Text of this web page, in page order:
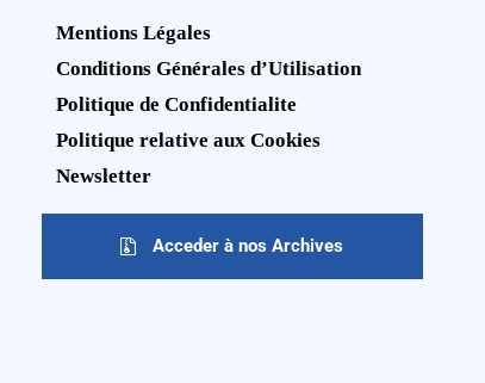
Mentions Légales
Conditions Générales d’Utilisation
Politique de Confidentialite
Politique relative aux Cookies
Newsletter
Acceder à nos Archives